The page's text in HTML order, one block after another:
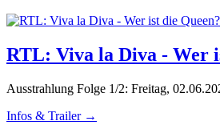
RTL: Viva la Diva - Wer
Ausstrahlung Folge 1/2: Freitag,
Infos & Trailer →